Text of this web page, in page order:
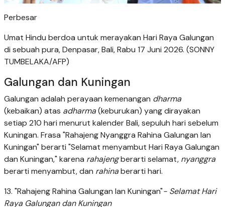
Perbesar
Umat Hindu berdoa untuk merayakan Hari Raya Galungan
di sebuah pura, Denpasar, Bali, Rabu 17 Juni 2026. (SONNY
TUMBELAKA/AFP)
Galungan dan Kuningan
Galungan adalah perayaan kemenangan dharma
(kebaikan) atas adharma(keburukan) yang dirayakan
setiap 210 hari menurut kalender Bali, sepuluh hari sebelum
Kuningan. Frasa "Rahajeng Nyanggra Rahina Galungan lan
Kuningan" berarti "Selamat menyambut Hari Raya Galungan
dan Kuningan," karena rahajengberarti selamat, nyanggra
berarti menyambut, dan rahinaberarti hari.
13. "Rahajeng Rahina Galungan lan Kuningan"- Selamat Hari
Raya Galungan dan Kuningan